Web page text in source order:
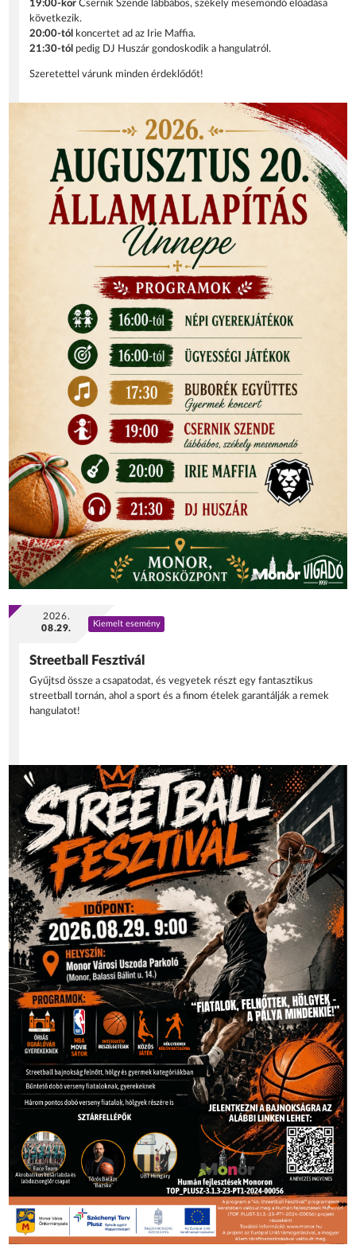
19:00-korCsernik Szende lábbábos, székely mesemondó előadása
következik.
20:00-tól
koncertet ad az Irie Maffia.
21:30-tól pedig DJ Huszár gondoskodik a hangulatról.
Szeretettel várunk minden érdeklődőt!
2026.
08.29.
Kiemelt esemény
Streetball Fesztivál
Gyűjtsd össze a csapatodat, és vegyetek részt egy fantasztikus
streetball tornán, ahol a sport és a finom ételek garantálják a remek
hangulatot!